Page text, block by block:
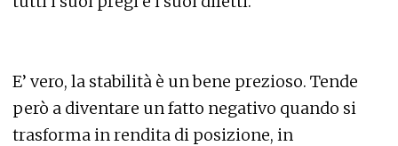
E’ vero, la stabilità è un bene prezioso. Tende
però a diventare un fatto negativo quando si
trasforma in rendita di posizione, in